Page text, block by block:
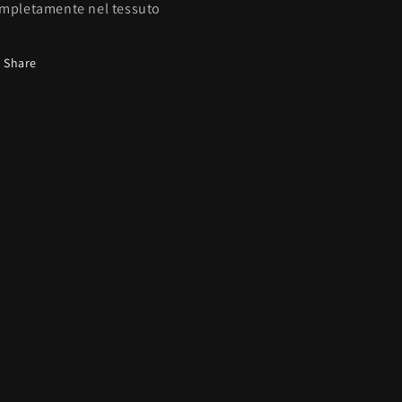
nel tessuto
Share